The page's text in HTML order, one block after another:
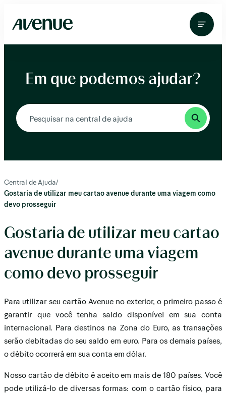
para
conteúdo
Em que podemos ajudar?
Central de Ajuda/
Gostaria de utilizar meu cartao avenue durante uma viagem como
devo prosseguir
Gostaria de utilizar meu cartao
avenue durante uma viagem
como devo prosseguir
Para utilizar seu cartão Avenue no exterior, o primeiro passo é
garantir que você tenha saldo disponível em sua conta
internacional. Para destinos na Zona do Euro, as transações
serão debitadas do seu saldo em euro. Para os demais países,
o débito ocorrerá em sua conta em dólar.
Nosso cartão de débito é aceito em mais de 180 países. Você
pode utilizá-lo de diversas formas: com o cartão físico, para